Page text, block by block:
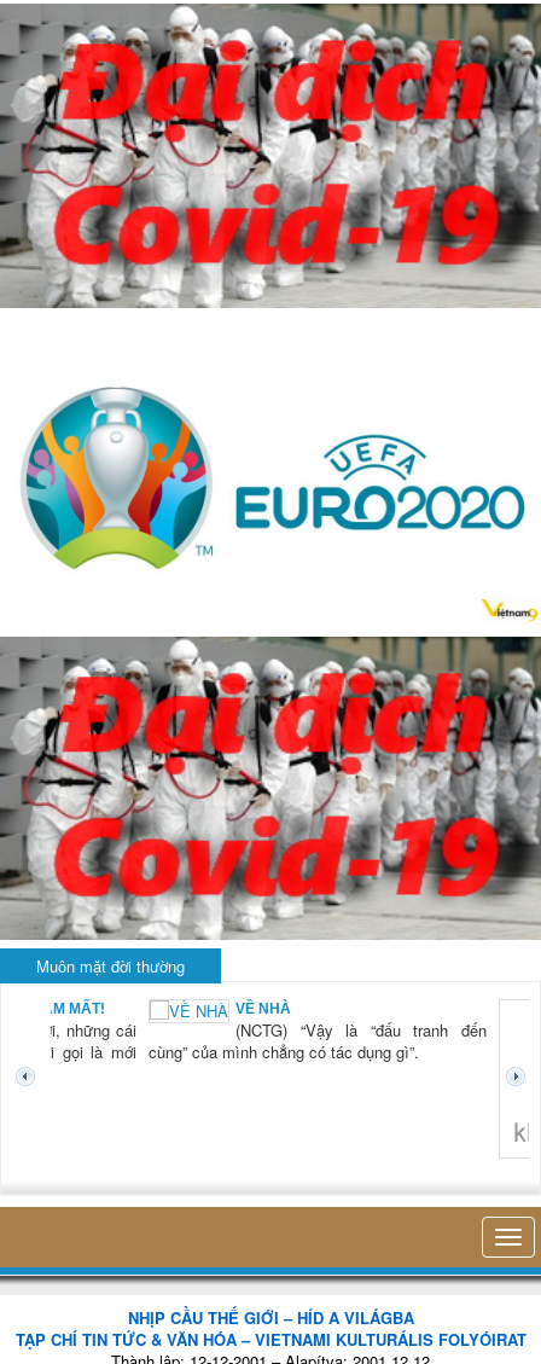
Muôn mặt đời thường
NAM MẤT!
“Xời, những cái
mới gọi là mới
VỀ NHÀ
(NCTG) “Vậy là “đấu tranh đến
cùng” của mình chẳng có tác dụng gì”.
NHỊP CẦU THẾ GIỚI – HÍD A VILÁGBA
TẠP CHÍ TIN TỨC & VĂN HÓA – VIETNAMI KULTURÁLIS FOLYÓIRAT